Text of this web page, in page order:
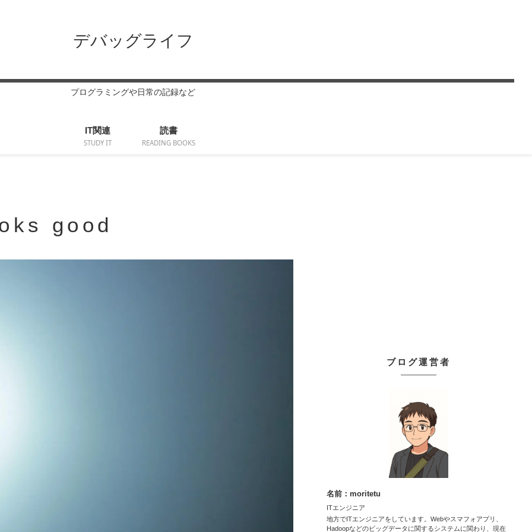
デバッグライフ
プログラミングや日常の記録など
IT関連
STUDY IT
読書
READING BOOKS
good
ブログ運営者
名前：moritetu
ITエンジニア
地方でITエンジニアをしています。Webやスマフォアプリ、
Hadoopなどのビッグデータに関するシステムに関わり、現在